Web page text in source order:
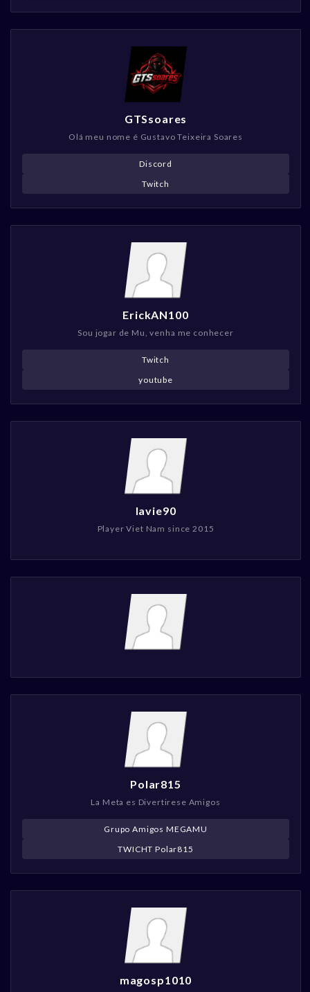
GTSsoares
Olá meu nome é Gustavo Teixeira Soares
Discord
Twitch
ErickAN100
Sou jogar de Mu, venha me conhecer
Twitch
youtube
lavie90
Player Viet Nam since 2015
Polar815
La Meta es Divertirese Amigos
Grupo Amigos MEGAMU
TWICHT Polar815
magosp1010